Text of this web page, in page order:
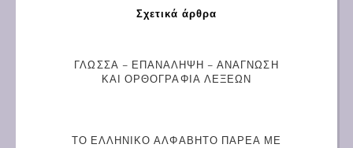
Σχετικά άρθρα
ΓΛΩΣΣΑ – ΕΠΑΝΑΛΗΨΗ – ΑΝΑΓΝΩΣΗ
ΚΑΙ ΟΡΘΟΓΡΑΦΙΑ ΛΕΞΕΩΝ
ΤΟ ΕΛΛΗΝΙΚΟ ΑΛΦΑΒΗΤΟ ΠΑΡΕΑ ΜΕ